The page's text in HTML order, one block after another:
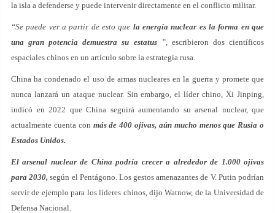
la isla a defenderse y puede intervenir directamente en el conflicto militar.
“Se puede ver a partir de esto que la energía nuclear es la forma en que
una gran potencia demuestra su estatus”,escribieron dos científicos
espaciales chinos en un artículo sobre la estrategia rusa.
China ha condenado el uso de armas nucleares en la guerra y promete que
nunca lanzará un ataque nuclear. Sin embargo, el líder chino, Xi Jinping,
indicó en 2022 que China seguirá aumentando su arsenal nuclear, que
actualmente cuenta con más de 400 ojivas, aún mucho menos que Rusia o
Estados Unidos.
El arsenal nuclear de China podría crecer a alrededor de 1.000 ojivas
para 2030, según el Pentágono. Los gestos amenazantes de V. Putin podrían
servir de ejemplo para los líderes chinos, dijo Watnow, de la Universidad de
Defensa Nacional.